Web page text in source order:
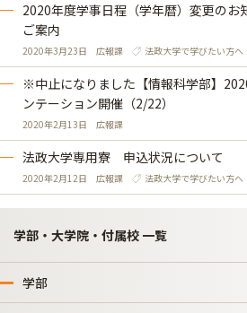
2020年度学事日程（学年暦）変更のお
ご案内
2020年3月23日 広報課 法政大学で学びたい方へ
※中止になりました【情報科学部】
ンテーション開催（2/22）
2020年2月13日 広報課
法政大学専用寮 申込状況について
2020年2月12日 広報課 法政大学で学びたい方へ
学部・大学院・付属校 一覧
学部